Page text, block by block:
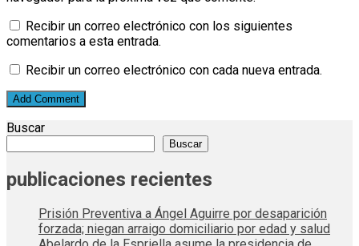
Recibir un correo electrónico con los siguientes
comentarios a esta entrada.
Recibir un correo electrónico con cada nueva entrada.
Buscar
Buscar
publicaciones recientes
Prisión Preventiva a Ángel Aguirre por desaparición
forzada; niegan arraigo domiciliario por edad y salud